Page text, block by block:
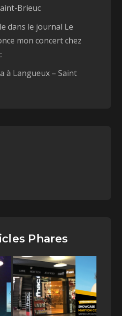
Brieuc
dans le journal Le
mon concert chez
à Langueux – Saint
Phares